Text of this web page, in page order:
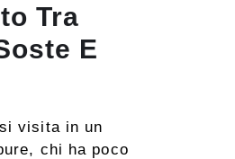
Tra
E
visita in un
chi ha poco